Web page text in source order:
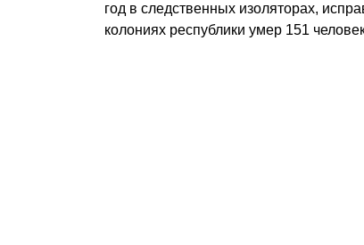
год в следственных изоляторах,
колониях республики умер 151